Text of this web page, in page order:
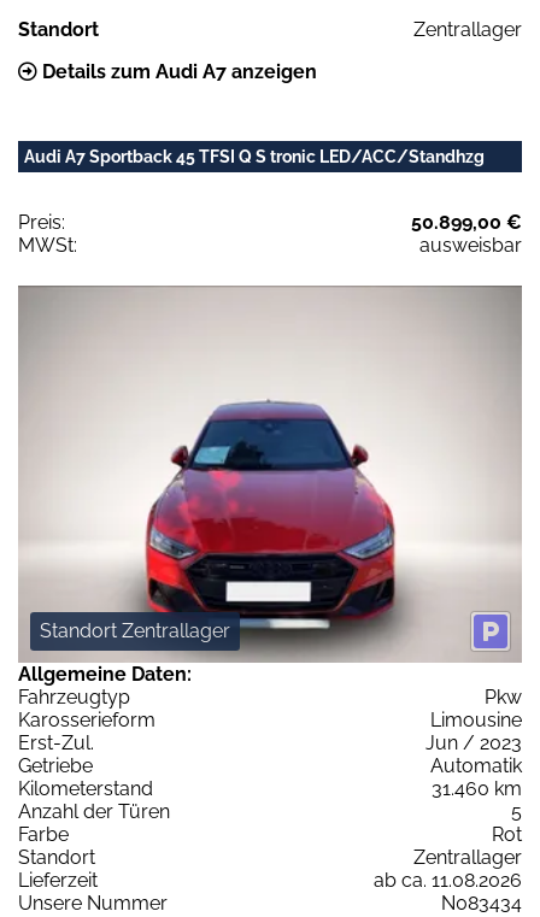
Standort
Zentrallager
Details zum Audi A7 anzeigen
Audi A7 Sportback 45 TFSI Q S tronic LED/ACC/Standhzg
Preis:
50.899,00 €
MWSt:
ausweisbar
Standort Zentrallager
Allgemeine Daten:
Fahrzeugtyp
Pkw
Karosserieform
Limousine
Erst-Zul.
Jun / 2023
Getriebe
Automatik
Kilometerstand
31.460 km
Anzahl der Türen
5
Farbe
Rot
Standort
Zentrallager
Lieferzeit
ab ca. 11.08.2026
Unsere Nummer
N083434